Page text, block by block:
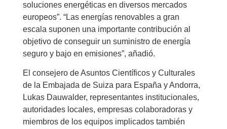
soluciones energéticas en diversos mercados
europeos”. “Las energías renovables a gran
escala suponen una importante contribución al
objetivo de conseguir un suministro de energía
seguro y bajo en emisiones”, añadió.
El consejero de Asuntos Científicos y Culturales
de la Embajada de Suiza para España y Andorra,
Lukas Dauwalder, representantes institucionales,
autoridades locales, empresas colaboradoras y
miembros de los equipos implicados también